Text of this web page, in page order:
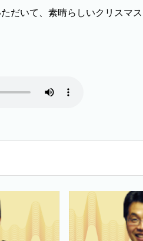
だいて、素晴らしいクリスマ